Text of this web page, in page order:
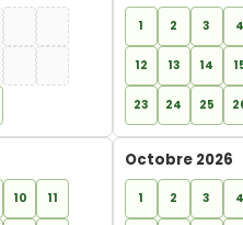
1 2 3 4
12 13 14
23 24 25
10 11
Octobre 2026
1 2 3 4